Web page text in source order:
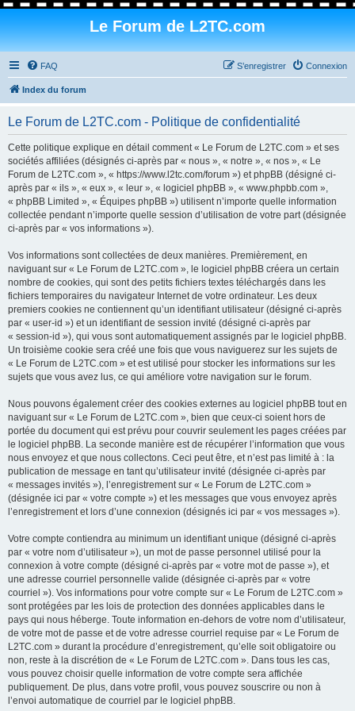
Le Forum de L2TC.com
FAQ Connexion
S’enregistrer
Index du forum
Le Forum de L2TC.com - Politique de confidentialité
Cette politique explique en détail comment « Le Forum de L2TC.com » et ses
sociétés affiliées (désignés ci-après par « nous », « notre », « nos », « Le
Forum de L2TC.com », « https://www.l2tc.com/forum ») et phpBB (désigné ci-
après par « ils », « eux », « leur », « logiciel phpBB », « www.phpbb.com »,
« phpBB Limited », « Équipes phpBB ») utilisent n’importe quelle information
collectée pendant n’importe quelle session d’utilisation de votre part (désignée
ci-après par « vos informations »).
Vos informations sont collectées de deux manières. Premièrement, en
naviguant sur « Le Forum de L2TC.com », le logiciel phpBB créera un certain
nombre de cookies, qui sont des petits fichiers textes téléchargés dans les
fichiers temporaires du navigateur Internet de votre ordinateur. Les deux
premiers cookies ne contiennent qu’un identifiant utilisateur (désigné ci-après
par « user-id ») et un identifiant de session invité (désigné ci-après par
« session-id »), qui vous sont automatiquement assignés par le logiciel phpBB.
Un troisième cookie sera créé une fois que vous naviguerez sur les sujets de
« Le Forum de L2TC.com » et est utilisé pour stocker les informations sur les
sujets que vous avez lus, ce qui améliore votre navigation sur le forum.
Nous pouvons également créer des cookies externes au logiciel phpBB tout en
naviguant sur « Le Forum de L2TC.com », bien que ceux-ci soient hors de
portée du document qui est prévu pour couvrir seulement les pages créées par
le logiciel phpBB. La seconde manière est de récupérer l’information que vous
nous envoyez et que nous collectons. Ceci peut être, et n’est pas limité à : la
publication de message en tant qu’utilisateur invité (désignée ci-après par
« messages invités »), l’enregistrement sur « Le Forum de L2TC.com »
(désignée ici par « votre compte ») et les messages que vous envoyez après
l’enregistrement et lors d’une connexion (désignés ici par « vos messages »).
Votre compte contiendra au minimum un identifiant unique (désigné ci-après
par « votre nom d’utilisateur »), un mot de passe personnel utilisé pour la
connexion à votre compte (désigné ci-après par « votre mot de passe »), et
une adresse courriel personnelle valide (désignée ci-après par « votre
courriel »). Vos informations pour votre compte sur « Le Forum de L2TC.com »
sont protégées par les lois de protection des données applicables dans le
pays qui nous héberge. Toute information en-dehors de votre nom d’utilisateur,
de votre mot de passe et de votre adresse courriel requise par « Le Forum de
L2TC.com » durant la procédure d’enregistrement, qu’elle soit obligatoire ou
non, reste à la discrétion de « Le Forum de L2TC.com ». Dans tous les cas,
vous pouvez choisir quelle information de votre compte sera affichée
publiquement. De plus, dans votre profil, vous pouvez souscrire ou non à
l’envoi automatique de courriel par le logiciel phpBB.